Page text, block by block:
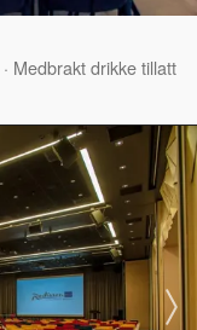
· Medbrakt drikke tillatt